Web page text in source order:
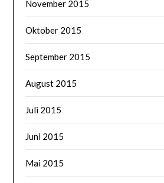
November 2015
Oktober 2015
September 2015
August 2015
Juli 2015
Juni 2015
Mai 2015